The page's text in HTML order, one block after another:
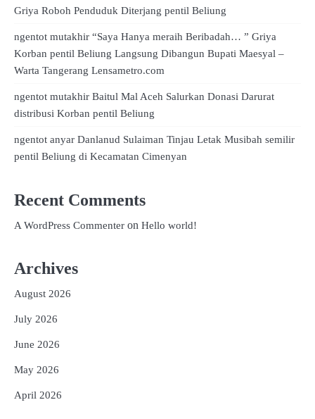
Griya Roboh Penduduk Diterjang pentil Beliung
ngentot mutakhir “Saya Hanya meraih Beribadah… ” Griya
Korban pentil Beliung Langsung Dibangun Bupati Maesyal –
Warta Tangerang Lensametro.com
ngentot mutakhir Baitul Mal Aceh Salurkan Donasi Darurat
distribusi Korban pentil Beliung
ngentot anyar Danlanud Sulaiman Tinjau Letak Musibah semilir
pentil Beliung di Kecamatan Cimenyan
Recent Comments
A WordPress Commenter on Hello world!
Archives
August 2026
July 2026
June 2026
May 2026
April 2026